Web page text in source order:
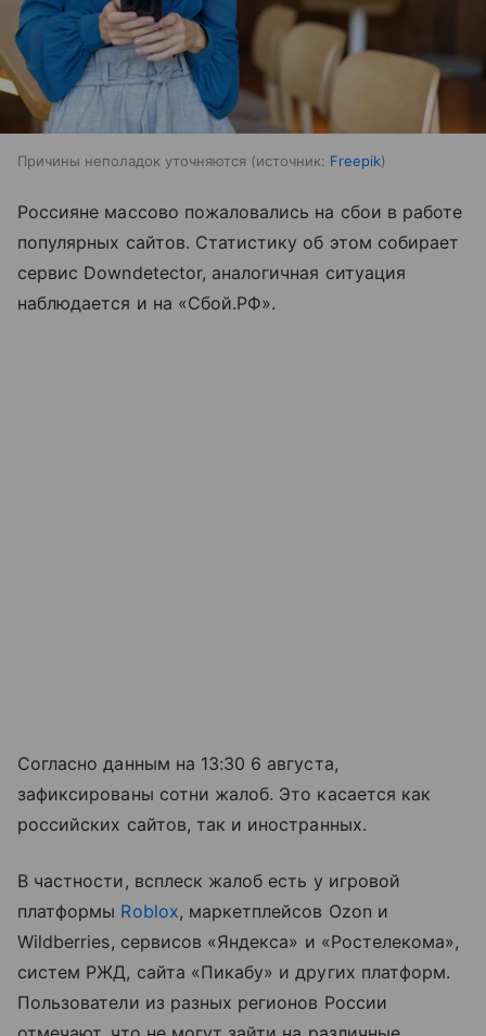
Причины неполадок уточняются источник: Freepik
Россияне массово пожаловались на сбои в работе
популярных сайтов. Статистику об этом собирает
сервис Downdetector, аналогичная ситуация
наблюдается и на «Сбой.РФ».
Согласно данным на 13:30 6 августа,
зафиксированы сотни жалоб. Это касается как
российских сайтов, так и иностранных.
В частности, всплеск жалоб есть у игровой
платформы Roblox, маркетплейсов Ozon и
Wildberries, сервисов «Яндекса» и «Ростелекома»,
систем РЖД, сайта «Пикабу» и других платформ.
Пользователи из разных регионов России